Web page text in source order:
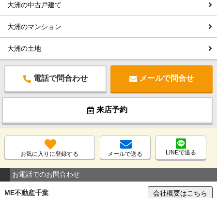
大洲の中古戸建て
大洲のマンション
大洲の土地
電話で問合わせ メールで問合せ
来店予約
お気に入りに登録する メールで送る LINEで送る
お電話でのお問合わせ
ME不動産千葉 会社概要はこちら